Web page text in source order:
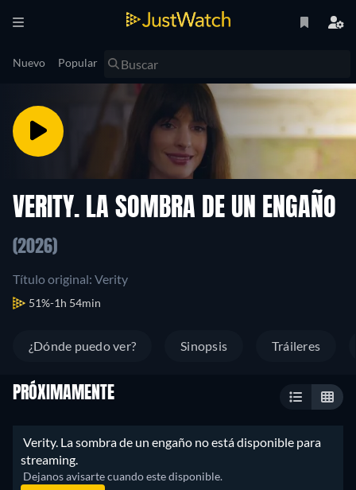
Nuevo Popular
VERITY. LA SOMBRA DE UN ENGAÑO
(2026)
Título original: Verity
51% 1h 54min
¿Dónde puedo ver? Sinopsis Tráileres
PRÓXIMAMENTE
streaming.
Dejanos avisarte cuando este disponible.